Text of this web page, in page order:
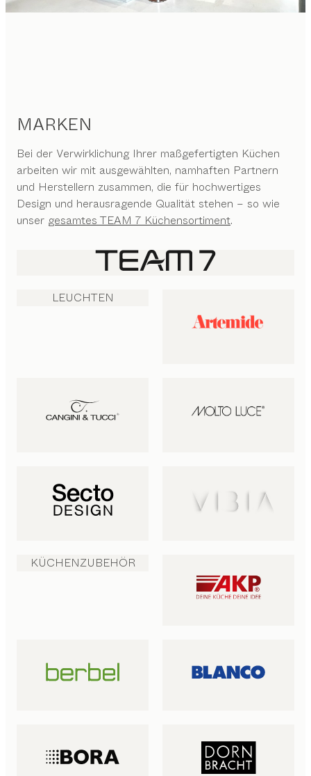
MARKEN
Bei der Verwirklichung Ihrer maßgefertigten Küchen
arbeiten wir mit ausgewählten, namhaften Partnern
und Herstellern zusammen, die für hochwertiges
Design und herausragende Qualität stehen – so wie
unser gesamtes TEAM 7 Küchensortiment.
LEUCHTEN
KÜCHENZUBEHÖR